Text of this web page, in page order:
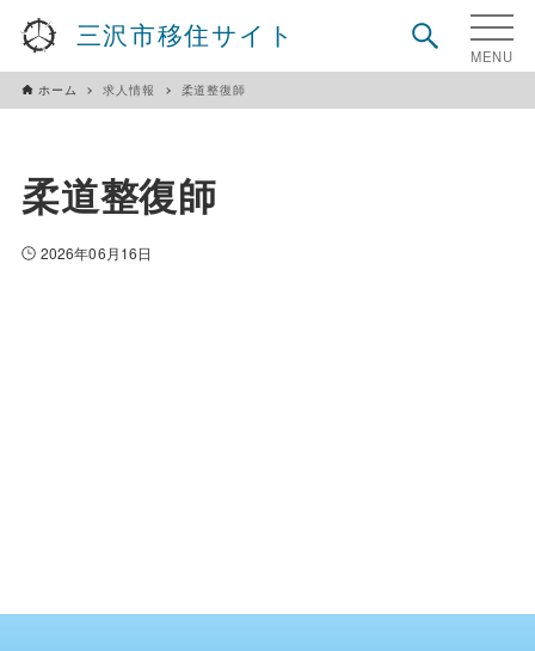
三沢市移住サイト
ホーム 求人情報 柔道整復師
柔道整復師
2026年06月16日